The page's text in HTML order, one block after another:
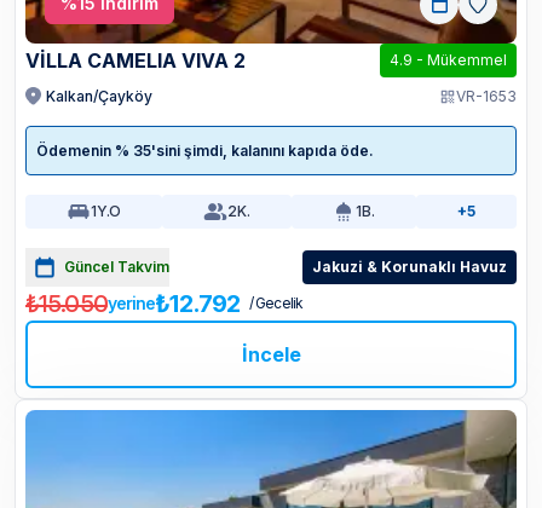
VİLLA CAMELIA VIVA 2 4.9 - Mükemmel
Kalkan/Çayköy
VR-1653
Ödemenin % 35'sini şimdi, kalanını kapıda öde.
1Y.O 2K. 1B. +5
Güncel Takvim Jakuzi & Korunaklı Havuz
₺15.050yerine₺12.792 / Gecelik
İncele